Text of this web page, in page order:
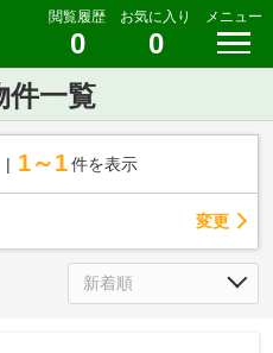
閲覧履歴
0
お気に入り
0
メニュー
件一覧
1～1 件を表示
変更